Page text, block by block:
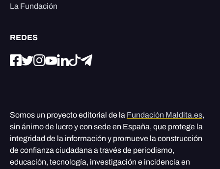
La Fundación
REDES
Somos un proyecto editorial de la Fundación Maldita.es,
sin ánimo de lucro y con sede en España, que protege la
integridad de la información y promueve la construcción
de confianza ciudadana a través de periodismo,
educación, tecnología, investigación e incidencia en